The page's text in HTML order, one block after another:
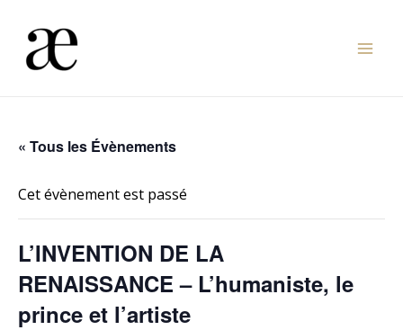
contenu
« Tous les Évènements
Cet évènement est passé
L’INVENTION DE LA
RENAISSANCE – L’humaniste, le
prince et l’artiste